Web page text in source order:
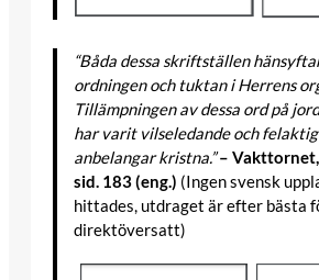
“Båda dessa skriftställen
ordningen och tuktan i Herrens
Tillämpningen av dessa ord på
har varit vilseledande och
anbelangar kristna.”–
sid. 183 (eng.) (Ingen svensk
hittades, utdraget är efter bästa
direktöversatt)